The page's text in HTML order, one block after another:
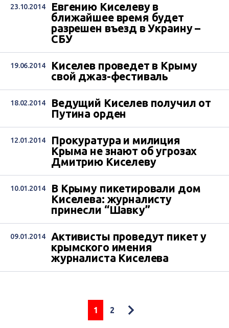
23.10.2014
Евгению Киселеву в
ближайшее время будет
разрешен въезд в Украину –
СБУ
19.06.2014
Киселев проведет в Крыму
свой джаз-фестиваль
18.02.2014
Ведущий Киселев получил от
Путина орден
12.01.2014
Прокуратура и милиция
Крыма не знают об угрозах
Дмитрию Киселеву
10.01.2014
В Крыму пикетировали дом
Киселева: журналисту
принесли “Шавку”
09.01.2014
Активисты проведут пикет у
крымского имения
журналиста Киселева
1 2